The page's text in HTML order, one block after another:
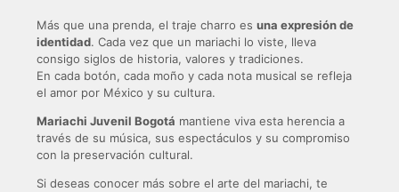
Más que una prenda, el traje charro es una expresión de
identidad. Cada vez que un mariachi lo viste, lleva
consigo siglos de historia, valores y tradiciones.
En cada botón, cada moño y cada nota musical se refleja
el amor por México y su cultura.
Mariachi Juvenil Bogotá mantiene viva esta herencia a
través de su música, sus espectáculos y su compromiso
con la preservación cultural.
Si deseas conocer más sobre el arte del mariachi, te